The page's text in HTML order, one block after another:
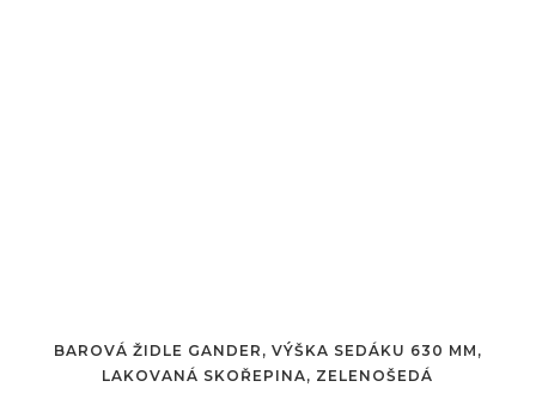
BAROVÁ ŽIDLE GANDER, VÝŠKA SEDÁKU 630 MM,
LAKOVANÁ SKOŘEPINA, ZELENOŠEDÁ